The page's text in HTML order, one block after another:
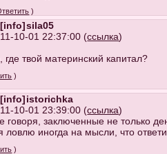
)
sila05
10-01 22:37:00 (ссылка)
твой материнский капитал?
)
istorichka
10-01 23:39:00 (ссылка)
говоря, заключенные не только
ловлю иногда на мысли, что
)